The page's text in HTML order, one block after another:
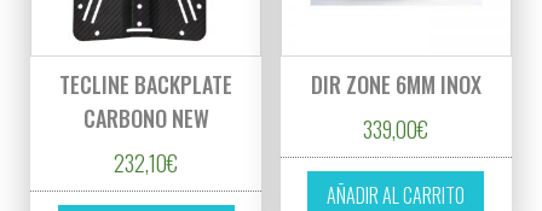
TECLINE BACKPLATE
CARBONO NEW
232,10€
DIR ZONE 6MM INOX
339,00€
AÑADIR AL CARRITO